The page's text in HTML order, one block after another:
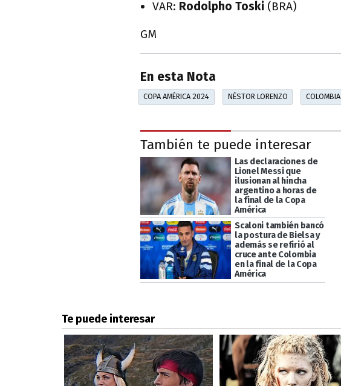
VAR: Rodolpho Toski (BRA)
GM
En esta Nota
COPA AMÉRICA 2024 NÉSTOR LORENZO COLOMBIA
También te puede interesar
Las declaraciones de
Lionel Messi que
ilusionan al hincha
argentino a horas de
la final de la Copa
América
Scaloni también bancó
la postura de Bielsa y
además se refirió al
cruce ante Colombia
en la final de la Copa
América